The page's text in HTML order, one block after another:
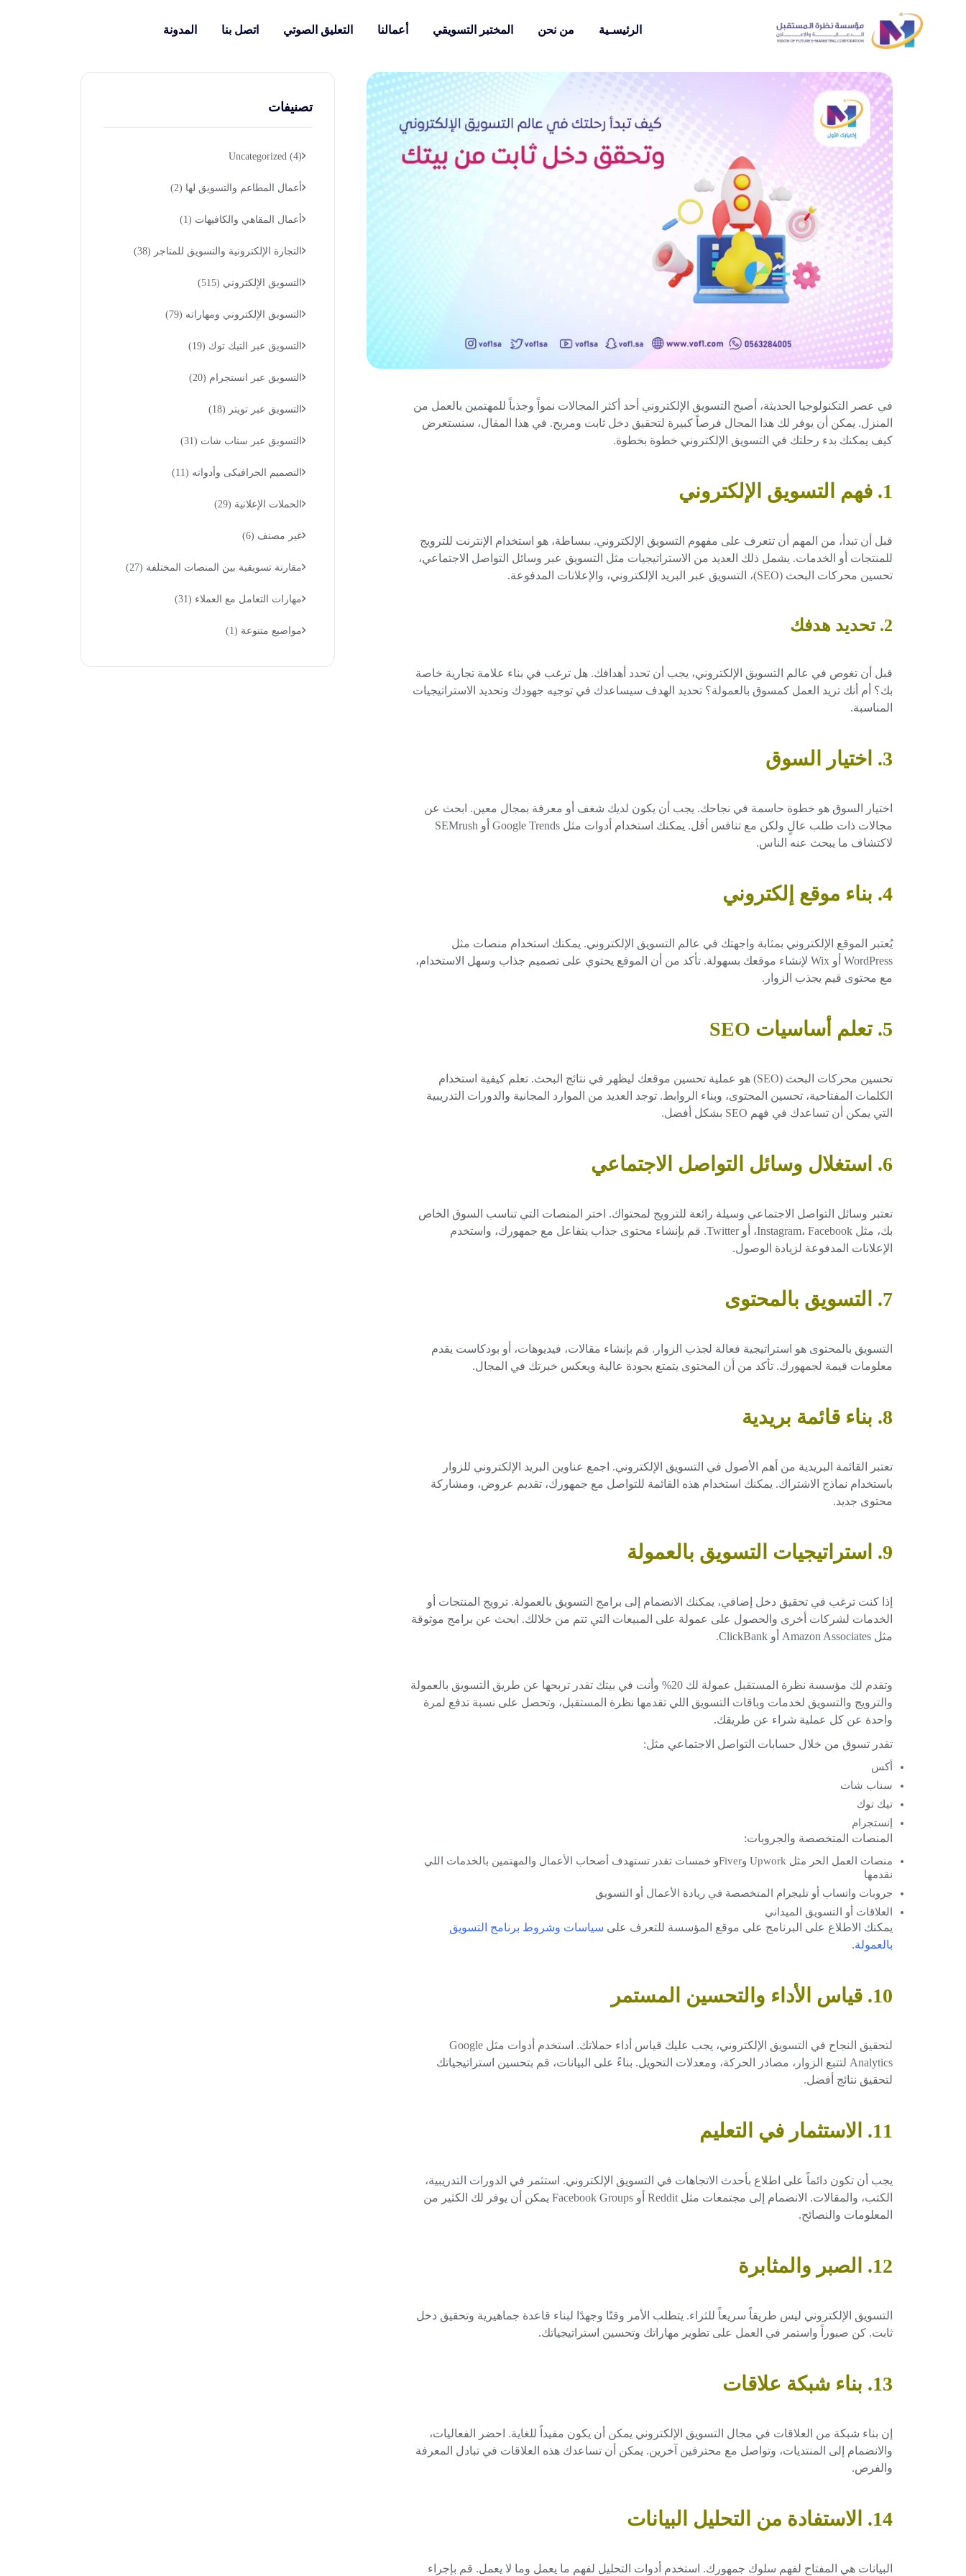
الرئيسـية من نحن المختبر التسويقي أعمالنا التعليق الصوتي اتصل بنا المدونة
في عصر التكنولوجيا الحديثة، أصبح التسويق الإلكتروني أحد أكثر المجالات نمواً وجذباً للمهتمين بالعمل من
المنزل. يمكن أن يوفر لك هذا المجال فرصاً كبيرة لتحقيق دخل ثابت ومربح. في هذا المقال، سنستعرض
كيف يمكنك بدء رحلتك في التسويق الإلكتروني خطوة بخطوة.
1. فهم التسويق الإلكتروني
قبل أن تبدأ، من المهم أن تتعرف على مفهوم التسويق الإلكتروني. ببساطة، هو استخدام الإنترنت للترويج
للمنتجات أو الخدمات. يشمل ذلك العديد من الاستراتيجيات مثل التسويق عبر وسائل التواصل الاجتماعي،
تحسين محركات البحث (SEO)، التسويق عبر البريد الإلكتروني، والإعلانات المدفوعة.
2. تحديد هدفك
قبل أن تغوص في عالم التسويق الإلكتروني، يجب أن تحدد أهدافك. هل ترغب في بناء علامة تجارية خاصة
بك؟ أم أنك تريد العمل كمسوق بالعمولة؟ تحديد الهدف سيساعدك في توجيه جهودك وتحديد الاستراتيجيات
المناسبة.
3. اختيار السوق
اختيار السوق هو خطوة حاسمة في نجاحك. يجب أن يكون لديك شغف أو معرفة بمجال معين. ابحث عن
مجالات ذات طلب عالٍ ولكن مع تنافس أقل. يمكنك استخدام أدوات مثل Google Trends أو SEMrush
لاكتشاف ما يبحث عنه الناس.
4. بناء موقع إلكتروني
يُعتبر الموقع الإلكتروني بمثابة واجهتك في عالم التسويق الإلكتروني. يمكنك استخدام منصات مثل
WordPress أو Wix لإنشاء موقعك بسهولة. تأكد من أن الموقع يحتوي على تصميم جذاب وسهل الاستخدام،
مع محتوى قيم يجذب الزوار.
5. تعلم أساسيات SEO
تحسين محركات البحث (SEO) هو عملية تحسين موقعك ليظهر في نتائج البحث. تعلم كيفية استخدام
الكلمات المفتاحية، تحسين المحتوى، وبناء الروابط. توجد العديد من الموارد المجانية والدورات التدريبية
التي يمكن أن تساعدك في فهم SEO بشكل أفضل.
6. استغلال وسائل التواصل الاجتماعي
تعتبر وسائل التواصل الاجتماعي وسيلة رائعة للترويج لمحتواك. اختر المنصات التي تناسب السوق الخاص
بك، مثل Instagram، Facebook، أو Twitter. قم بإنشاء محتوى جذاب يتفاعل مع جمهورك، واستخدم
الإعلانات المدفوعة لزيادة الوصول.
7. التسويق بالمحتوى
التسويق بالمحتوى هو استراتيجية فعالة لجذب الزوار. قم بإنشاء مقالات، فيديوهات، أو بودكاست يقدم
معلومات قيمة لجمهورك. تأكد من أن المحتوى يتمتع بجودة عالية ويعكس خبرتك في المجال.
8. بناء قائمة بريدية
تعتبر القائمة البريدية من أهم الأصول في التسويق الإلكتروني. اجمع عناوين البريد الإلكتروني للزوار
باستخدام نماذج الاشتراك. يمكنك استخدام هذه القائمة للتواصل مع جمهورك، تقديم عروض، ومشاركة
محتوى جديد.
9. استراتيجيات التسويق بالعمولة
إذا كنت ترغب في تحقيق دخل إضافي، يمكنك الانضمام إلى برامج التسويق بالعمولة. ترويج المنتجات أو
الخدمات لشركات أخرى والحصول على عمولة على المبيعات التي تتم من خلالك. ابحث عن برامج موثوقة
مثل Amazon Associates أو ClickBank.
وتقدم لك مؤسسة نظرة المستقبل عمولة لك 20% وأنت في بيتك تقدر تربحها عن طريق التسويق بالعمولة
والترويج والتسويق لخدمات وباقات التسويق اللي تقدمها نظرة المستقبل، وتحصل على نسبة تدفع لمرة
واحدة عن كل عملية شراء عن طريقك.
تقدر تسوق من خلال حسابات التواصل الاجتماعي مثل:
أكس
سناب شات
تيك توك
إنستجرام
المنصات المتخصصة والجروبات:
منصات العمل الحر مثل Upwork وFiverو خمسات تقدر تستهدف أصحاب الأعمال والمهتمين بالخدمات اللي
نقدمها
جروبات واتساب أو تليجرام المتخصصة في ريادة الأعمال أو التسويق
العلاقات أو التسويق الميداني
يمكنك الاطلاع على البرنامج على موقع المؤسسة للتعرف على سياسات وشروط برنامج التسويق
بالعمولة.
10. قياس الأداء والتحسين المستمر
لتحقيق النجاح في التسويق الإلكتروني، يجب عليك قياس أداء حملاتك. استخدم أدوات مثل Google
Analytics لتتبع الزوار، مصادر الحركة، ومعدلات التحويل. بناءً على البيانات، قم بتحسين استراتيجياتك
لتحقيق نتائج أفضل.
11. الاستثمار في التعليم
يجب أن تكون دائماً على اطلاع بأحدث الاتجاهات في التسويق الإلكتروني. استثمر في الدورات التدريبية،
الكتب، والمقالات. الانضمام إلى مجتمعات مثل Reddit أو Facebook Groups يمكن أن يوفر لك الكثير من
المعلومات والنصائح.
12. الصبر والمثابرة
التسويق الإلكتروني ليس طريقاً سريعاً للثراء. يتطلب الأمر وقتًا وجهدًا لبناء قاعدة جماهيرية وتحقيق دخل
ثابت. كن صبوراً واستمر في العمل على تطوير مهاراتك وتحسين استراتيجياتك.
13. بناء شبكة علاقات
إن بناء شبكة من العلاقات في مجال التسويق الإلكتروني يمكن أن يكون مفيداً للغاية. احضر الفعاليات،
والانضمام إلى المنتديات، وتواصل مع محترفين آخرين. يمكن أن تساعدك هذه العلاقات في تبادل المعرفة
والفرص.
14. الاستفادة من التحليل البيانات
البيانات هي المفتاح لفهم سلوك جمهورك. استخدم أدوات التحليل لفهم ما يعمل وما لا يعمل. قم بإجراء
تصنيفات
Uncategorized (4)
أعمال المطاعم والتسويق لها (2)
أعمال المقاهي والكافيهات (1)
التجارة الإلكترونية والتسويق للمتاجر (38)
التسويق الإلكتروني (515)
التسويق الإلكتروني ومهاراته (79)
التسويق عبر التيك توك (19)
التسويق عبر انستجرام (20)
التسويق عبر تويتر (18)
التسويق عبر سناب شات (31)
التصميم الجرافيكى وأدواته (11)
الحملات الإعلانية (29)
غير مصنف (6)
مقارنة تسويقية بين المنصات المختلفة (27)
مهارات التعامل مع العملاء (31)
مواضيع متنوعة (1)